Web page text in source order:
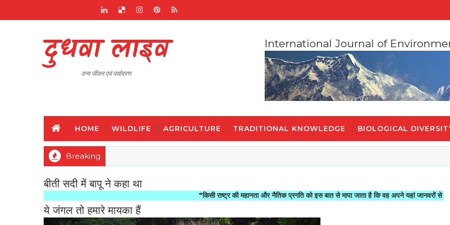
दुधवा लाइव
वन्य जीवन एवं पर्यावरण
International Journal of
HOME WILDLIFE AGRICULTURE TRADITIONAL KNOWLEDGE BIOLOGICAL
Breaking
बीती सदी में बापू ने कहा था
"किसी राष्ट्र की महानता और नैतिक प्रगति को इस बात से मापा जाता है कि वह अपने यहां जानवरों से किस तरह का
ये जंगल तो हमारे मायका हैं